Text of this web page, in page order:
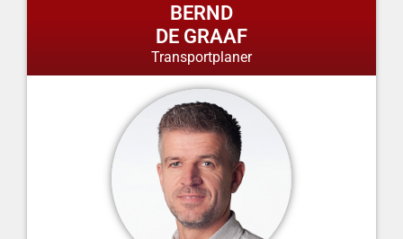
BERND
DE GRAAF
Transportplaner